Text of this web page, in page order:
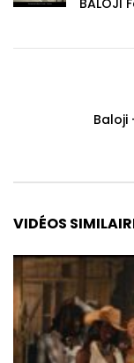
BALOJI
Baloji
VIDÉOS